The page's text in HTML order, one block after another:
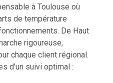
à Toulouse où
de température
De Haut
rigoureuse,
chaque client régional.
d’un suivi optimal :